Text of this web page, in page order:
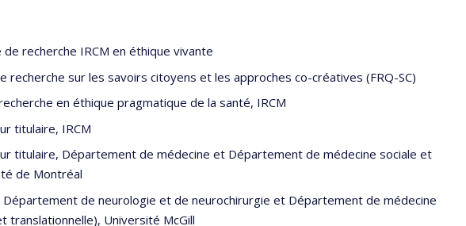
de recherche IRCM en éthique vivante
recherche sur les savoirs citoyens et les approches co-créatives (FRQ-SC)
en éthique pragmatique de la santé, IRCM
titulaire, IRCM
titulaire, Département de médecine et Département de médecine sociale et
de Montréal
de neurologie et de neurochirurgie et Département de médecine
translationnelle), Université McGill